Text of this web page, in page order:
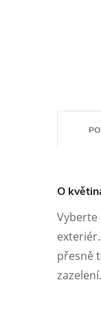
O
Vyberte
přesně
zazelení.